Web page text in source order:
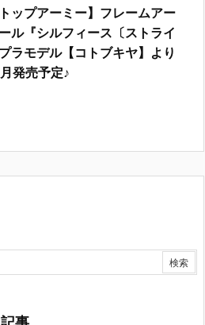
トップアーミー】フレームアー
ル『シルフィース〔ストライ
ラモデル【コトブキヤ】より
発売予定♪